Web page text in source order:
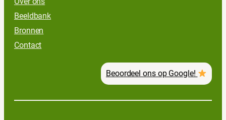
Beeldbank
Bronnen
Contact
Beoordeel ons op Google!